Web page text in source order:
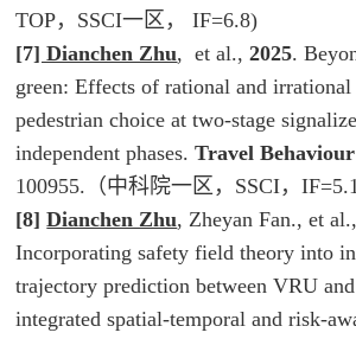
TOP，SSCI一区， IF=6.8)
[7] Dianchen Zhu, et al.,2025.
green: Effects of rational and
pedestrian choice at two-stage
independent phases.Travel
100955.（中科院一区，SSCI，IF=5.1
[8] Dianchen Zhu, Zheyan Fan., et
Incorporating safety field theory into
trajectory prediction between VRU
integrated spatial-temporal and risk-